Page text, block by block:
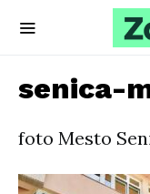
senica-
foto Mesto